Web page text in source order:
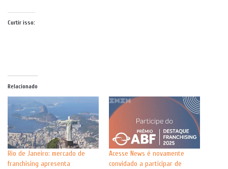
Curtir isso:
Relacionado
Rio de Janeiro: mercado de
franchising apresenta
Acesse News é novamente
convidado a participar de